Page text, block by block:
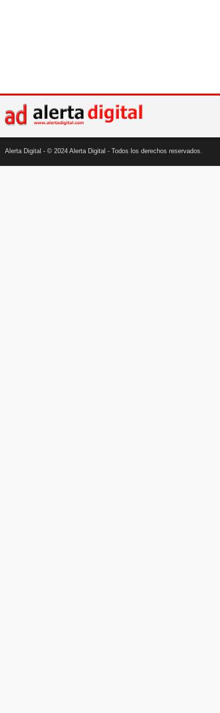
Alerta Digital - © 2024 Alerta Digital - Todos los derechos reservados.